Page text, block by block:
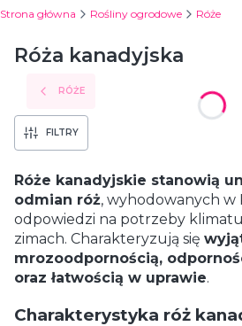
Strona główna Rośliny ogrodowe Róże
Róża kanadyjska
RÓŻE
FILTRY
Róże kanadyjskie stanowią
odmian róż, wyhodowanych w
odpowiedzi na potrzeby
zimach. Charakteryzują się
mrozoodpornością,
oraz łatwością w uprawie.
Charakterystyka róż